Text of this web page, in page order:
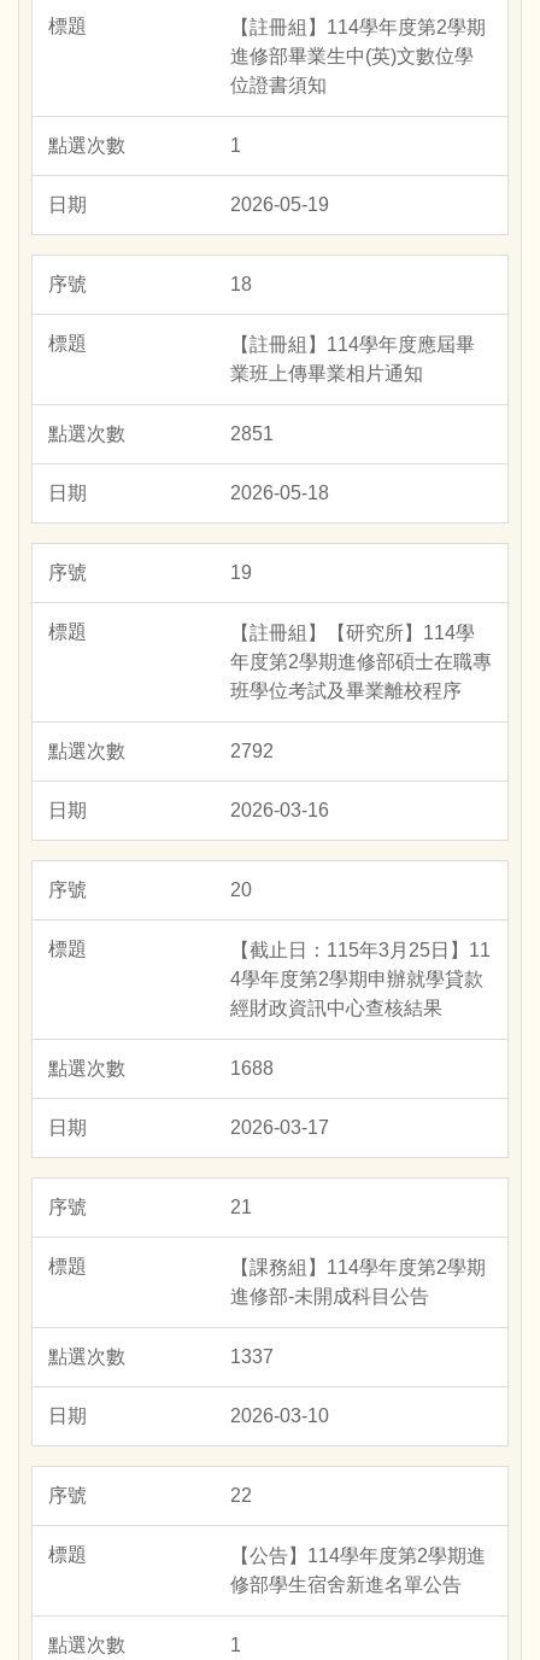
【註冊組】114學年度第2學期
進修部畢業生中(英)文數位學
位證書須知
1
2026-05-19
18
【註冊組】114學年度應屆畢
業班上傳畢業相片通知
2851
2026-05-18
19
【註冊組】【研究所】114學
年度第2學期進修部碩士在職專
班學位考試及畢業離校程序
2792
2026-03-16
20
【截止日：115年3月25日】11
4學年度第2學期申辦就學貸款
經財政資訊中心查核結果
1688
2026-03-17
21
【課務組】114學年度第2學期
進修部-未開成科目公告
1337
2026-03-10
22
【公告】114學年度第2學期進
修部學生宿舍新進名單公告
1